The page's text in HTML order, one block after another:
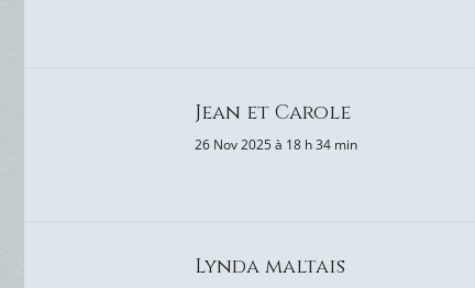
Jean et Carole
26 Nov 2025 à 18 h 34 min
Lynda maltais